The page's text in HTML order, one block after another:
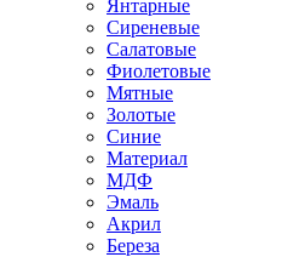
Янтарные
Сиреневые
Салатовые
Фиолетовые
Мятные
Золотые
Синие
Материал
МДФ
Эмаль
Акрил
Береза